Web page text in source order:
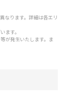
なります。詳細は各エリ
ます。
が発生いたします。ま